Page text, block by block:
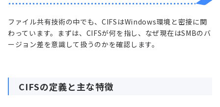
ファイル共有技術の中でも、CIFSはWindows環境と密接に関
わっています。まずは、CIFSが何を指し、なぜ現在はSMBのバ
ージョン差を意識して扱うのかを確認します。
CIFSの定義と主な特徴